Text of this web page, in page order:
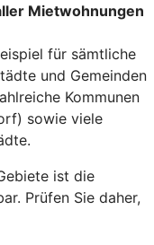
Mietwohnungen
für sämtliche
und Gemeinden
Kommunen
sowie viele
ist die
Prüfen Sie daher,